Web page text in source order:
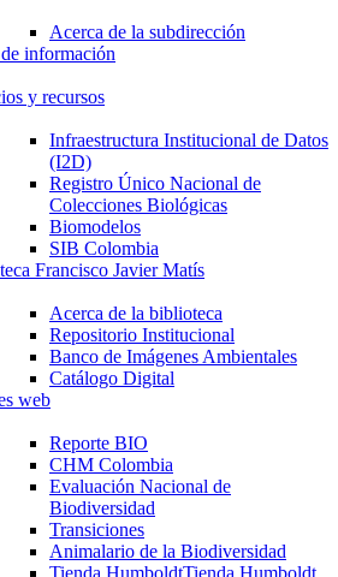
Acerca de la subdirección
información
y recursos
Infraestructura Institucional de Datos
(I2D)
Registro Único Nacional de
Colecciones Biológicas
Biomodelos
SIB Colombia
Francisco Javier Matís
Acerca de la biblioteca
Repositorio Institucional
Banco de Imágenes Ambientales
Catálogo Digital
web
Reporte BIO
CHM Colombia
Evaluación Nacional de
Biodiversidad
Transiciones
Animalario de la Biodiversidad
Tienda HumboldtTienda Humboldt